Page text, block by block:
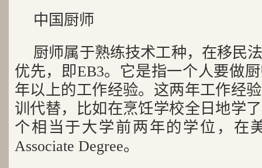
中国厨师
厨师属于熟练技术工种，在移民
优先，即EB3。它是指一个人要做
年以上的工作经验。这两年工作经
训代替，比如在烹饪学校全日地学
个相当于大学前两年的学位，在
Associate Degree。